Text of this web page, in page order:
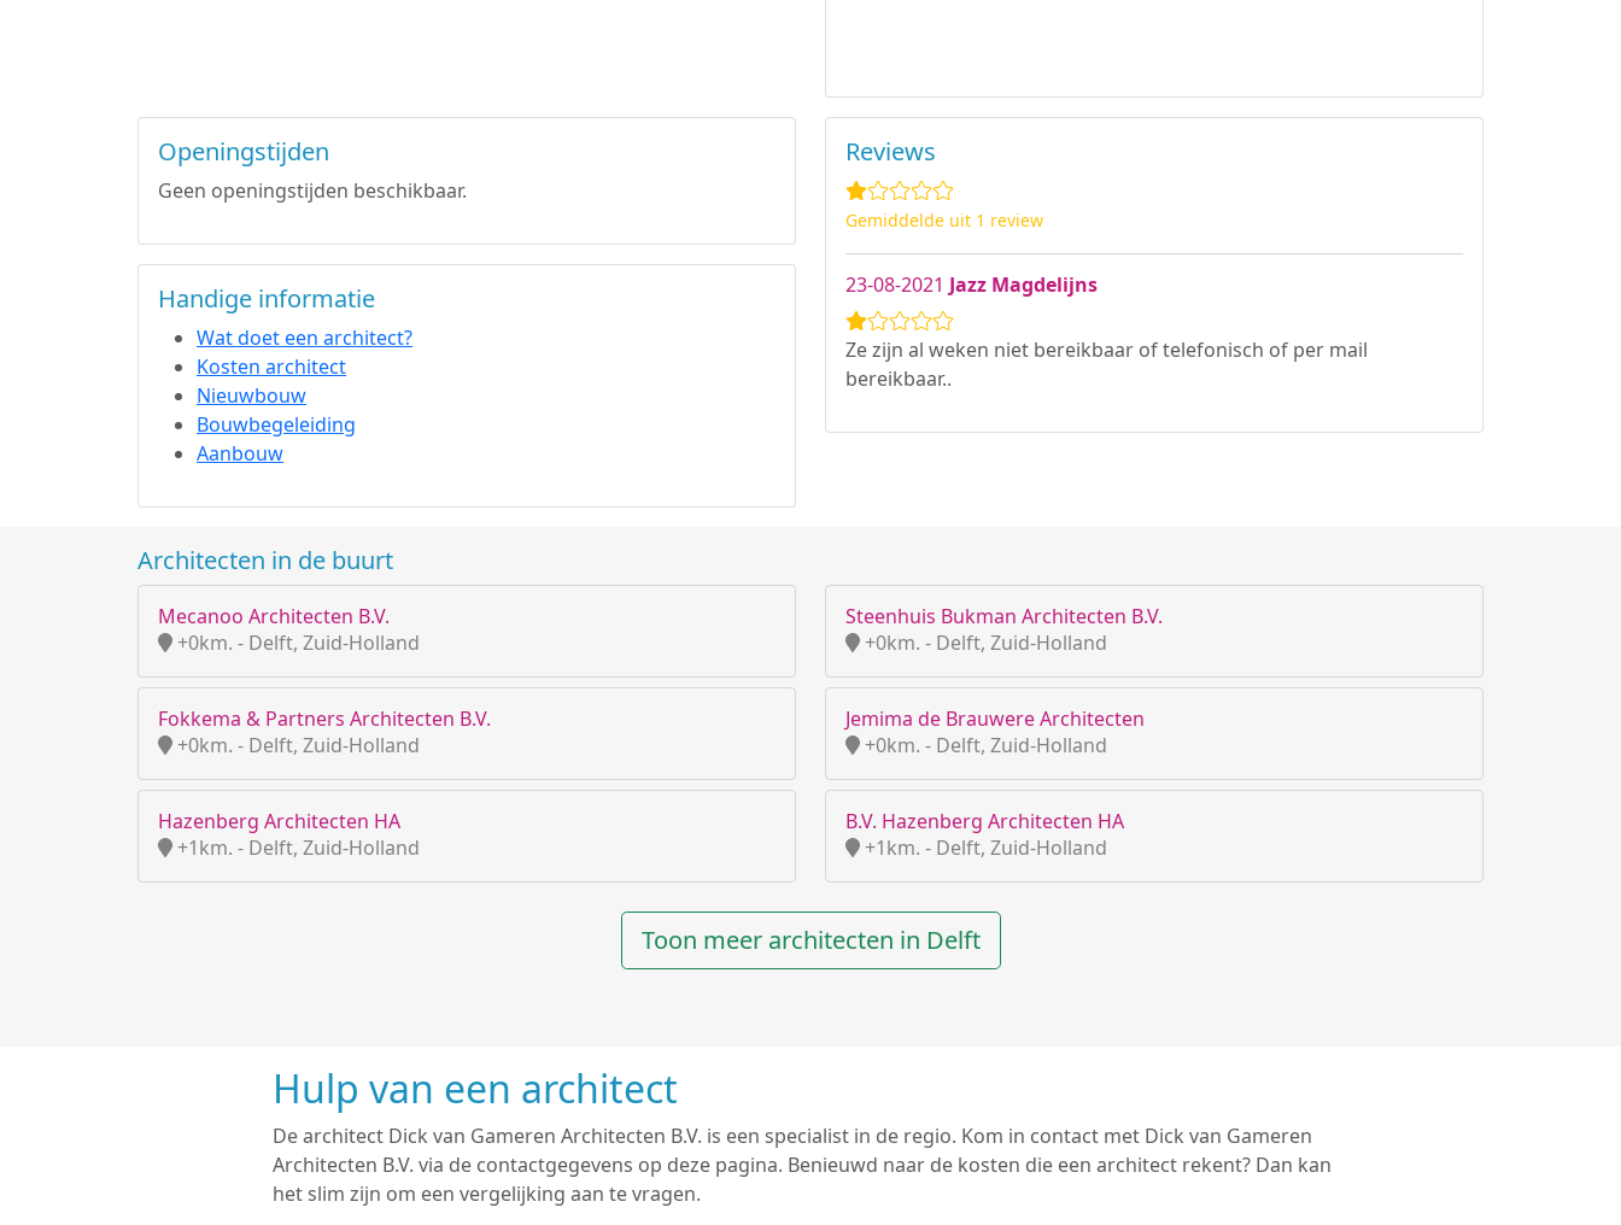
Openingstijden
Geen openingstijden beschikbaar.
Handige informatie
Wat doet een architect?
Kosten architect
Nieuwbouw
Bouwbegeleiding
Aanbouw
Reviews
Gemiddelde uit 1 review
23-08-2021 Jazz Magdelijns
Ze zijn al weken niet bereikbaar of telefonisch of per mail
bereikbaar..
Architecten in de buurt
Mecanoo Architecten B.V.
+0km. - Delft, Zuid-Holland
Steenhuis Bukman Architecten B.V.
+0km. - Delft, Zuid-Holland
Fokkema & Partners Architecten B.V.
+0km. - Delft, Zuid-Holland
Jemima de Brauwere Architecten
+0km. - Delft, Zuid-Holland
Hazenberg Architecten HA
+1km. - Delft, Zuid-Holland
B.V. Hazenberg Architecten HA
+1km. - Delft, Zuid-Holland
Toon meer architecten in Delft
Hulp van een architect
De architect Dick van Gameren Architecten B.V. is een specialist in de regio. Kom in contact met Dick van Gameren
Architecten B.V. via de contactgegevens op deze pagina. Benieuwd naar de kosten die een architect rekent? Dan kan
het slim zijn om een vergelijking aan te vragen.